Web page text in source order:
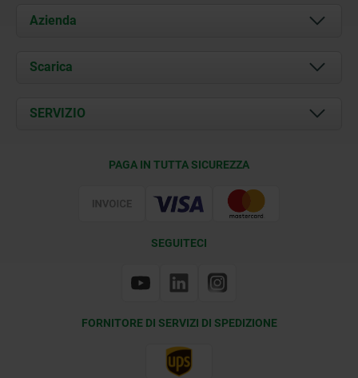
Azienda
Chi siamo
Contatti
Scarica
Documents
SERVIZIO
PAGA IN TUTTA SICUREZZA
SEGUITECI
FORNITORE DI SERVIZI DI SPEDIZIONE